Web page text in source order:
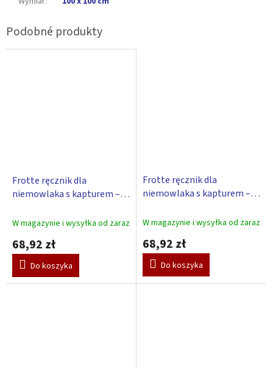
Frotte ręcznik dla
niemowlaka s kapturem –
W magazynie i wysyłka od zaraz
68,92 zł
Do koszyka
Frotte ręcznik dla
niemowlaka s kapturem –
W magazynie i wysyłka od zaraz
68,92 zł
Do koszyka